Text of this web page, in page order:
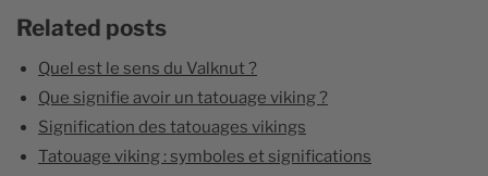
Related posts
Quel est le sens du Valknut ?
Que signifie avoir un tatouage viking ?
Signification des tatouages vikings
Tatouage viking : symboles et significations